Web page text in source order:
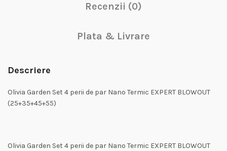
Recenzii (0)
Plata & Livrare
Descriere
Olivia Garden Set 4 perii de par Nano Termic EXPERT BLOWOUT
(25+35+45+55)
Olivia Garden Set 4 perii de par Nano Termic EXPERT BLOWOUT